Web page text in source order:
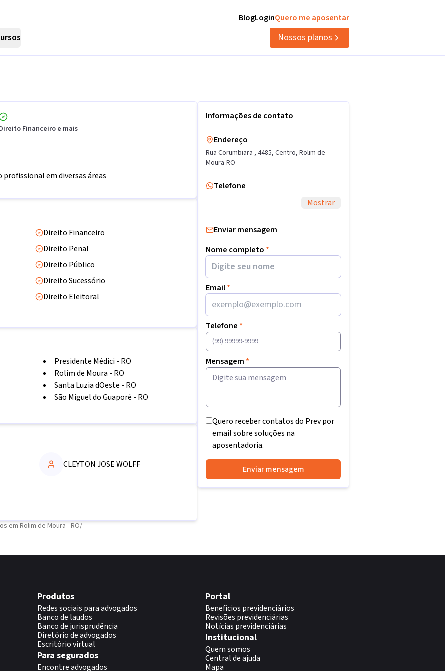
BlogLoginQuero me aposentar
Nossos planos
Financeiro e mais
profissional em diversas áreas
Direito Financeiro
Direito Penal
Direito Público
Direito Sucessório
Direito Eleitoral
Presidente Médici- RO
Rolim de Moura - RO
Santa Luzia dOeste - RO
São Miguel do Guaporé - RO
CLEYTON JOSE WOLFF
Informações de contato
Endereço
Rua Corumbiara , 4485, Centro, Rolim de
Moura-RO
Telefone
Mostrar
Enviar mensagem
Nome completo *
Email*
Telefone *
Mensagem *
Quero receber contatos do Prev por
email sobre soluções na
aposentadoria.
Enviar mensagem
em Rolim de Moura - RO/
Produtos
Redes sociais para advogados
Banco de laudos
Banco de jurisprudência
Diretório de advogados
Escritório virtual
Para segurados
Encontre advogados
Portal
Benefícios previdenciários
Revisões previdenciárias
Notícias previdenciárias
Institucional
Quem somos
Central de ajuda
Mapa